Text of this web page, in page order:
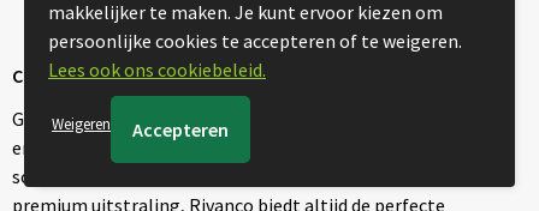
verzenden uw bestelling.
Comfort, Stijl en Branding in Één
Gepersonaliseerde ondermode en nachtkleding zijn originele
en stijlvolle promotieartikelen. Of u nu kiest voor bedrukte
sokken als relatiegeschenk of luxe nachtkleding voor een
premium uitstraling, Rivanco biedt altijd de perfecte
makkelijker te maken. Je kunt ervoor kiezen om
persoonlijke cookies te accepteren of te weigeren.
Lees ook ons cookiebeleid.
Weigeren